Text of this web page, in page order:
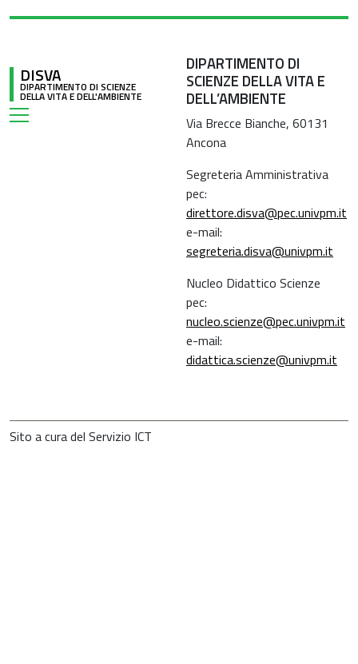
DISVA
DIPARTIMENTO DI SCIENZE
DELLA VITA E DELL'AMBIENTE
DIPARTIMENTO DI
SCIENZE DELLA VITA E
DELL’AMBIENTE
Via Brecce Bianche, 60131
Ancona
Segreteria Amministrativa
pec:
direttore.disva@pec.univpm.it
e-mail:
segreteria.disva@univpm.it
Nucleo Didattico Scienze
pec:
nucleo.scienze@pec.univpm.it
e-mail:
didattica.scienze@univpm.it
Sito a cura del Servizio ICT